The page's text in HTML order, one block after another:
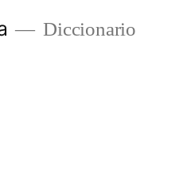
Diccionario